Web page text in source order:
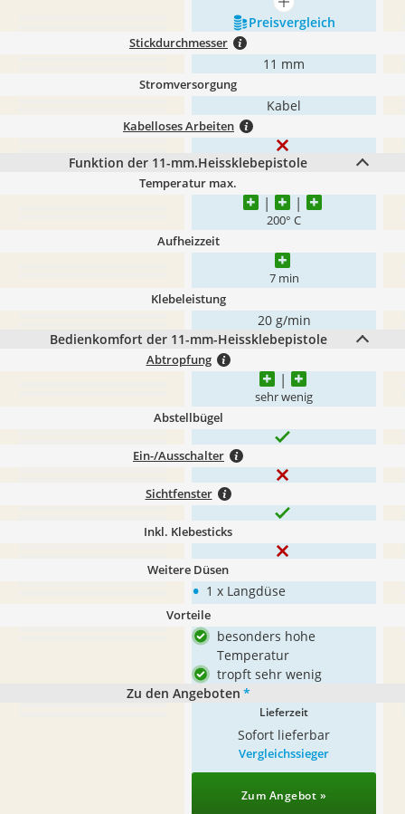
mehr anzeigen
Preis­vergleich
Stickdurchmesser
11 mm
Stromversorgung
Kabel
Kabelloses Arbeiten
Funktion der 11-mm.Heissklebepistole
Temperatur max.
200° C
Aufheizzeit
7 min
Klebeleistung
20 g/min
Bedienkomfort der 11-mm-Heissklebepistole
Abtropfung
sehr wenig
Abstellbügel
Ein-/Ausschalter
Sichtfenster
Inkl. Klebesticks
Weitere Düsen
• 1 x Langdüse
Vorteile
besonders hohe
Temperatur
tropft sehr wenig
Zu den Angeboten *
Lieferzeit
Sofort lieferbar
Vergleichssieger
Zum Angebot »